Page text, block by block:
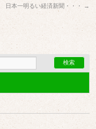
日本一明るい経済新聞・・・ →